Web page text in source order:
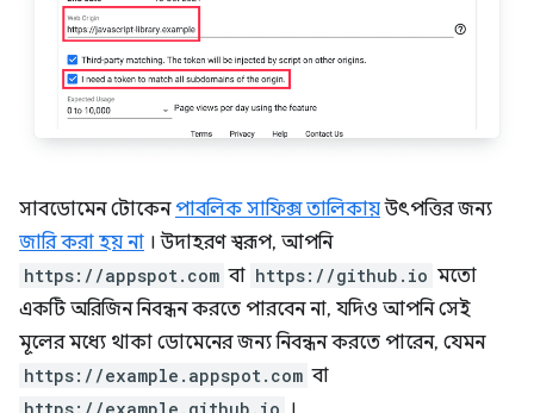
সাবডোমেন টোকেনপাবলিক সাফিক্স তালিকায়উৎপত্তির জন্য
জারি করা হয় না । উদাহরণ স্বরূপ, আপনি
https://appspot.com বা https://github.io মতো
একটি অরিজিন নিবন্ধন করতে পারবেন না, যদিও আপনি সেই
মূলের মধ্যে থাকা ডোমেনের জন্য নিবন্ধন করতে পারেন, যেমন
https://example.appspot.com বা